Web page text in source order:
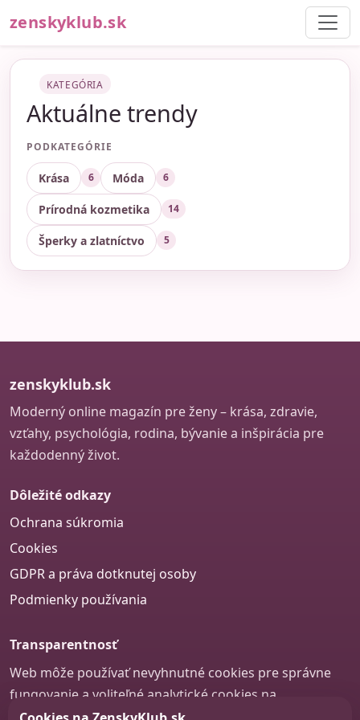
zenskyklub.sk
KATEGÓRIA
Aktuálne trendy
PODKATEGÓRIE
Krása 6 Móda 6
Prírodná kozmetika 14
Šperky a zlatníctvo 5
zenskyklub.sk
Moderný online magazín pre ženy – krása, zdravie,
vzťahy, psychológia, rodina, bývanie a inšpirácia pre
každodenný život.
Dôležité odkazy
Ochrana súkromia
Cookies
GDPR a práva dotknutej osoby
Podmienky používania
Transparentnosť
Web môže používať nevyhnutné cookies pre správne
fungovanie a voliteľné analytické cookies na
zlepšovanie obsahu a používateľskej skúsenosti.